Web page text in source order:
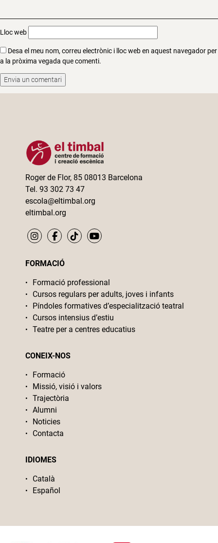
Lloc web
Desa el meu nom, correu electrònic i lloc web en aquest navegador per
a la pròxima vegada que comenti.
Roger de Flor, 85 08013 Barcelona
Tel. 93 302 73 47
escola@eltimbal.org
eltimbal.org
FORMACIÓ
Formació professional
Cursos regulars per adults, joves i infants
Píndoles formatives d’especialització teatral
Cursos intensius d’estiu
Teatre per a centres educatius
CONEIX-NOS
Formació
Missió, visió i valors
Trajectòria
Alumni
Noticies
Contacta
IDIOMES
Català
Español